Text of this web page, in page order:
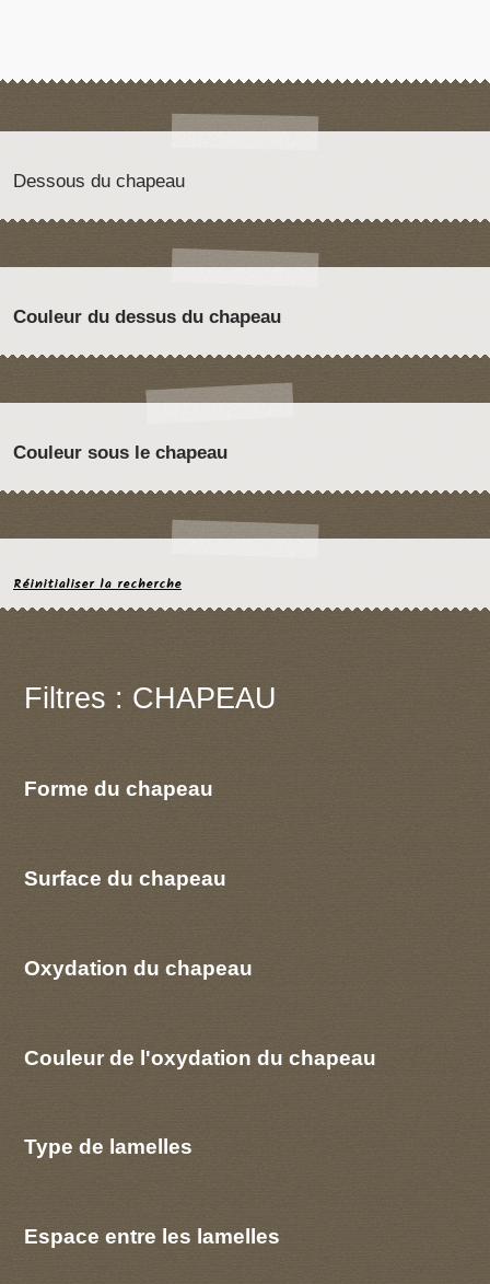
Dessous du chapeau
Couleur du dessus du chapeau
Couleur sous le chapeau
Réinitialiser la recherche
Filtres : CHAPEAU
Forme du chapeau
Surface du chapeau
Oxydation du chapeau
Couleur de l'oxydation du chapeau
Type de lamelles
Espace entre les lamelles